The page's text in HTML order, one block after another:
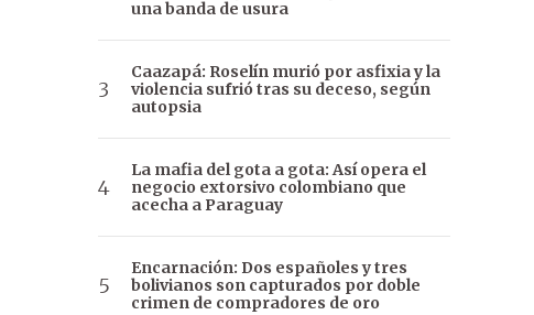
una banda de usura
Caazapá: Roselín murió por asfixia y la
violencia sufrió tras su deceso, según
autopsia
La mafia del gota a gota: Así opera el
negocio extorsivo colombiano que
acecha a Paraguay
Encarnación: Dos españoles y tres
bolivianos son capturados por doble
crimen de compradores de oro